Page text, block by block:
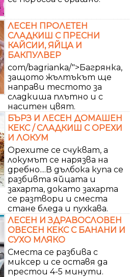
ЛЕСЕН ПРОЛЕТЕН
СЛАДКИШ С ПРЕСНИ
КАЙСИИ, ЯЙЦА И
БАКПУЛВЕР
com/bagrianka/">Багрянка,
защото жълтъкът ще
направи тестото за
сладкиша плътно и с
наситен цвят.
БЪРЗ И ЛЕСЕН ДОМАШЕН
КЕКС / СЛАДКИШ С ОРЕХИ
И ЛОКУМ
Орехите се счукват, а
локумът се нарязва на
дребно....В дълбока купа се
разбивта яйцата и
захарта, докато захарта
се разтвори и сместа
стане бледа и пухкава.
ЛЕСЕН И ЗДРАВОСЛОВЕН
ОВЕСЕН КЕКС С БАНАНИ И
СУХО МЛЯКО
Сместа се разбива с
миксер и се оставя да
престои 4-5 минути.